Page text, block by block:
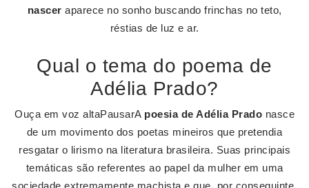
nascer aparece no sonho buscando frinchas no teto,
réstias de luz e ar.
Qual o tema do poema de
Adélia Prado?
Ouça em voz altaPausarA poesia de Adélia Prado nasce
de um movimento dos poetas mineiros que pretendia
resgatar o lirismo na literatura brasileira. Suas principais
temáticas são referentes ao papel da mulher em uma
sociedade extremamente machista e que, por conseguinte,